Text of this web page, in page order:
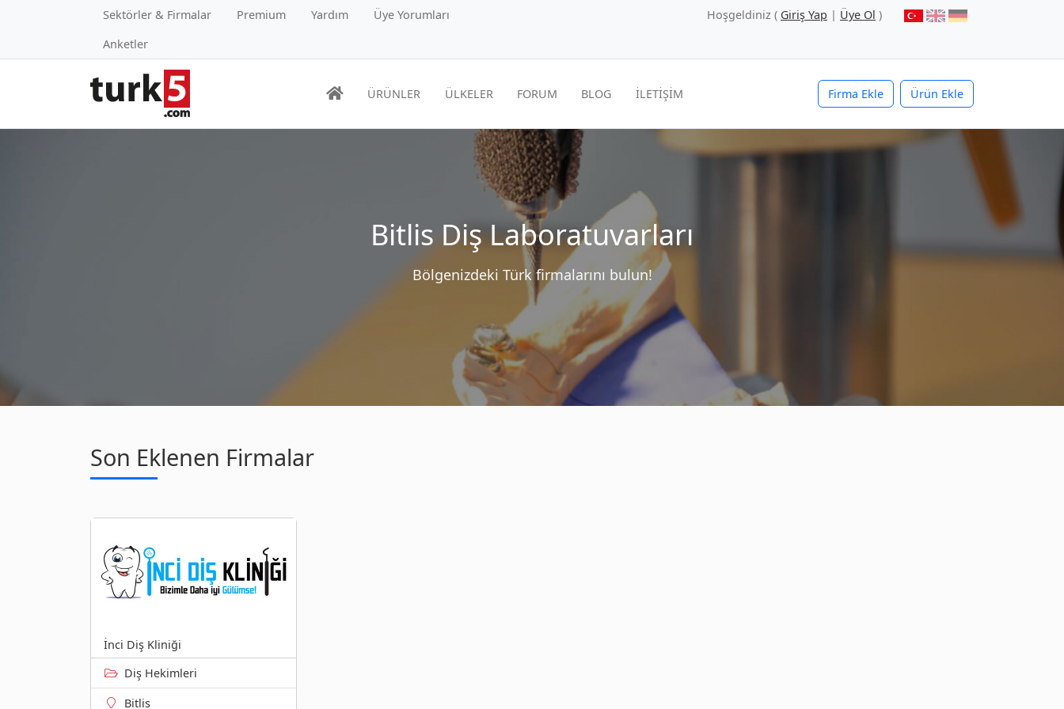
Sektörler & Firmalar Premium Yardım
Üye Yorumları
Anketler
Hoşgeldiniz ( Giriş Yap | Üye Ol )
Firma Ekle Ürün Ekle
ÜRÜNLER ÜLKELER FORUM BLOG İLETİŞİM
Bitlis Diş Laboratuvarları
Bölgenizdeki Türk firmalarını bulun!
Son Eklenen Firmalar
İnci Diş Kliniği
Diş Hekimleri
Bitlis